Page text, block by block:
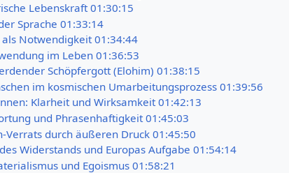
Lebenskraft 01:30:15
Sprache 01:33:14
als Notwendigkeit 01:34:44
im Leben 01:36:53
Schöpfergott (Elohim) 01:38:15
im kosmischen Umarbeitungsprozess 01:39:56
Klarheit und Wirksamkeit 01:42:13
und Phrasenhaftigkeit 01:45:03
Verrats durch äußeren Druck 01:45:50
Widerstands und Europas Aufgabe 01:54:14
und Egoismus 01:58:21